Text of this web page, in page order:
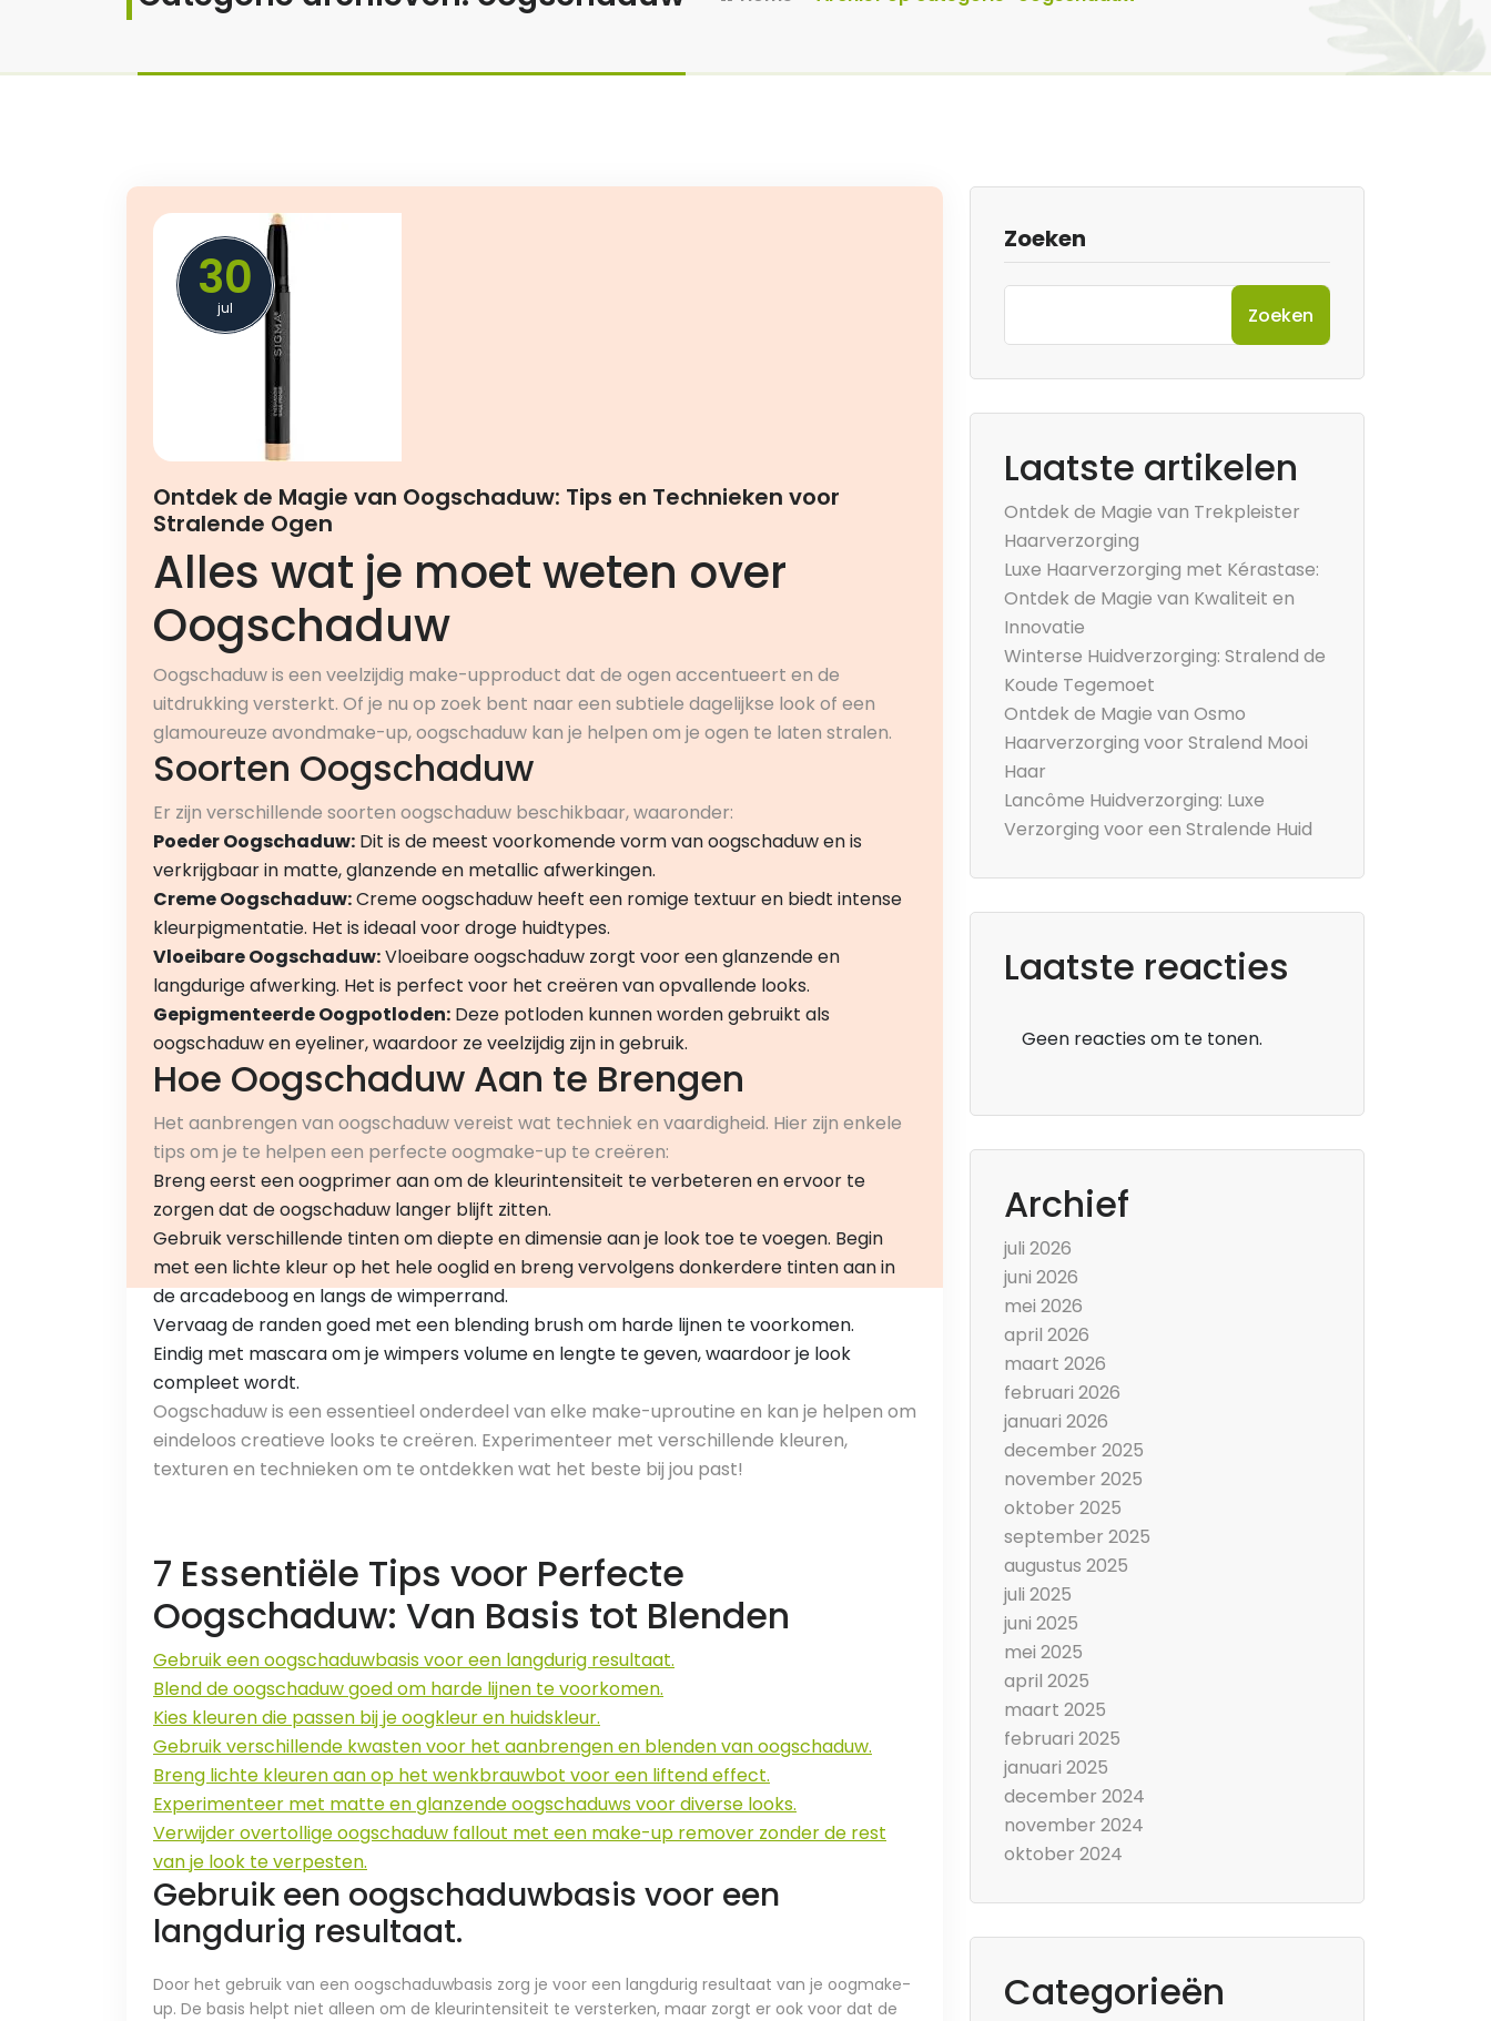
30
jul
Ontdek de Magie van Oogschaduw: Tips en Technieken voor
Stralende Ogen
Alles wat je moet weten over
Oogschaduw
Oogschaduw is een veelzijdig make-upproduct dat de ogen accentueert en de
uitdrukking versterkt. Of je nu op zoek bent naar een subtiele dagelijkse look of een
glamoureuze avondmake-up, oogschaduw kan je helpen om je ogen te laten stralen.
Soorten Oogschaduw
Er zijn verschillende soorten oogschaduw beschikbaar, waaronder:
Poeder Oogschaduw: Dit is de meest voorkomende vorm van oogschaduw en is
verkrijgbaar in matte, glanzende en metallic afwerkingen.
Creme Oogschaduw:Creme oogschaduw heeft een romige textuur en biedt intense
kleurpigmentatie. Het is ideaal voor droge huidtypes.
Vloeibare Oogschaduw:Vloeibare oogschaduw zorgt voor een glanzende en
langdurige afwerking. Het is perfect voor het creëren van opvallende looks.
Gepigmenteerde Oogpotloden: Deze potloden kunnen worden gebruikt als
oogschaduw en eyeliner, waardoor ze veelzijdig zijn in gebruik.
Hoe Oogschaduw Aan te Brengen
Het aanbrengen van oogschaduw vereist wat techniek en vaardigheid. Hier zijn enkele
tips om je te helpen een perfecte oogmake-up te creëren:
Breng eerst een oogprimer aan om de kleurintensiteit te verbeteren en ervoor te
zorgen dat de oogschaduw langer blijft zitten.
Gebruik verschillende tinten om diepte en dimensie aan je look toe te voegen. Begin
met een lichte kleur op het hele ooglid en breng vervolgens donkerdere tinten aan in
de arcadeboog en langs de wimperrand.
Vervaag de randen goed met een blending brush om harde lijnen te voorkomen.
Eindig met mascara om je wimpers volume en lengte te geven, waardoor je look
compleet wordt.
Oogschaduw is een essentieel onderdeel van elke make-uproutine en kan je helpen om
eindeloos creatieve looks te creëren. Experimenteer met verschillende kleuren,
texturen en technieken om te ontdekken wat het beste bij jou past!
7 Essentiële Tips voor Perfecte
Oogschaduw: Van Basis tot Blenden
Gebruik een oogschaduwbasis voor een langdurig resultaat.
Blend de oogschaduw goed om harde lijnen te voorkomen.
Kies kleuren die passen bij je oogkleur en huidskleur.
Gebruik verschillende kwasten voor het aanbrengen en blenden van oogschaduw.
Breng lichte kleuren aan op het wenkbrauwbot voor een liftend effect.
Experimenteer met matte en glanzende oogschaduws voor diverse looks.
Verwijder overtollige oogschaduw fallout met een make-up remover zonder de rest
van je look te verpesten.
Gebruik een oogschaduwbasis voor een
langdurig resultaat.
Door het gebruik van een oogschaduwbasis zorg je voor een langdurig resultaat van je oogmake-
up. De basis helpt niet alleen om de kleurintensiteit te versterken, maar zorgt er ook voor dat de
Zoeken
Zoeken
Laatste artikelen
Ontdek de Magie van Trekpleister
Haarverzorging
Luxe Haarverzorging met Kérastase:
Ontdek de Magie van Kwaliteit en
Innovatie
Winterse Huidverzorging: Stralend de
Koude Tegemoet
Ontdek de Magie van Osmo
Haarverzorging voor Stralend Mooi
Haar
Lancôme Huidverzorging: Luxe
Verzorging voor een Stralende Huid
Laatste reacties
Geen reacties om te tonen.
Archief
juli 2026
juni 2026
mei 2026
april 2026
maart 2026
februari 2026
januari 2026
december 2025
november 2025
oktober 2025
september 2025
augustus 2025
juli 2025
juni 2025
mei 2025
april 2025
maart 2025
februari 2025
januari 2025
december 2024
november 2024
oktober 2024
Categorieën